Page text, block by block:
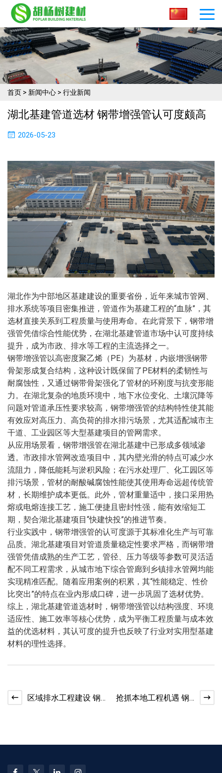
首页 > 新闻中心 > 行业新闻
湖北基建管道选材 钢带增强管认可度颇高
2026-05-23
湖北作为中部地区基建建设的重要省份，近年来城市管网、
排水系统等项目密集推进，管道作为基建工程的“血脉”，其
选材直接关系到工程质量与使用寿命。在此背景下，钢带增
强管凭借综合性能优势，在湖北基建管道市场中认可度持续
提升，成为市政、排水等工程的主流选择之一。
钢带增强管以高密度聚乙烯（PE）为基材，内嵌增强钢带
骨架形成复合结构，这种设计既保留了PE材料的柔韧性与
耐腐蚀性，又通过钢带骨架强化了管材的环刚度与抗变形能
力。在湖北复杂的地质环境中，地下水位变化、土壤沉降等
问题对管道承压性要求较高，钢带增强管的结构特性使其能
有效应对高压力、高负荷的排水排污场景，尤其适配城市主
干道、工业园区等大型基建项目的管网需求。
从应用场景看，钢带增强管在湖北基建中已形成多领域渗
透。市政排水管网改造项目中，其内壁光滑的特点可减少水
流阻力，降低能耗与淤积风险；在污水处理厂、化工园区等
排污场景，管材的耐酸碱腐蚀性能使其使用寿命远超传统管
材，长期维护成本更低。此外，管材重量适中，接口采用热
熔或电熔连接工艺，施工便捷且密封性强，能有效缩短工
期，契合湖北基建项目“快建快投”的推进节奏。
行业实践中，钢带增强管的认可度源于其标准化生产与可靠
品质。湖北基建项目对管道质量稳定性要求严格，而钢带增
强管凭借成熟的生产工艺，管径、压力等级等参数可灵活适
配不同工程需求，从城市地下综合管廊到乡镇排水管网均能
实现精准匹配。随着应用案例的积累，其“性能稳定、性价
比突出”的特点在业内形成口碑，进一步巩固了选材优势。
综上，湖北基建管道选材时，钢带增强管以结构强度、环境
适应性、施工效率等核心优势，成为平衡工程质量与成本效
益的优选材料，其认可度的提升也反映了行业对实用型基建
材料的理性选择。
区域排水工程建设 钢
抢抓本地工程机遇 钢